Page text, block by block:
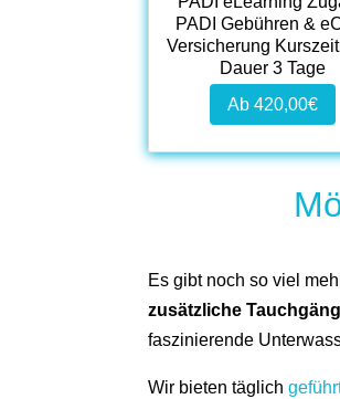
PADI Gebühren &
Versicherung
Dauer 3 Tage
Ab 420,00€
Es gibt noch so viel
zusätzliche
faszinierende
Wir bieten täglich